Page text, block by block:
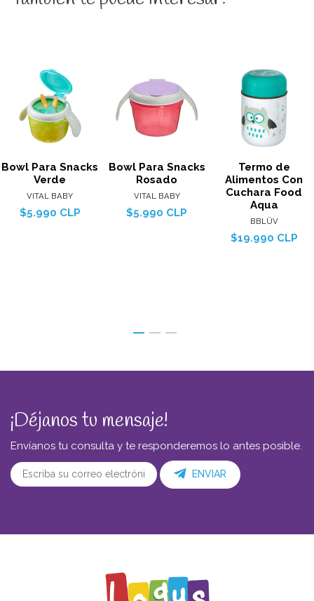
Bowl Para Snacks
Verde
VITAL BABY
$5.990 CLP
Bowl Para Snacks
Rosado
VITAL BABY
$5.990 CLP
Termo de
Alimentos Con
Cuchara Food
Aqua
BBLÜV
$19.990 CLP
¡Déjanos tu mensaje!
Envíanos tu consulta y te responderemos lo antes posible.
ENVIAR